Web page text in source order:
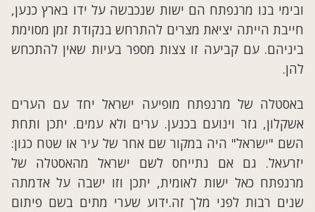
ובימי בנו מרנפתח הם ישות שנכבשה על ידו בארץ כנען,
חייבת הייתה יציאת מצרים להתרחש בנקודת זמן מסוימת
ביניהם. עם קביעה זו צצות מספר בעיות שאין להתכחש
להן.
באסטלה של מרנפתח מופיעה ישראל יחד עם הערים
אשקלון, גזר וינועם בכנען. ערים ולא עמים. יתכן ותחת
השם "ישראל" היה במקור שם אחר של עיר או שטח כגון:
יזרעאל. גם אם נתייחס לשם ישראל מהאסטלה של
מרנפתח כאל ישות לאומית, יתכן וזו ישבה על אדמתה
שנים רבות לפני מלך זה.ידוע שערי מתים בשם פיתום